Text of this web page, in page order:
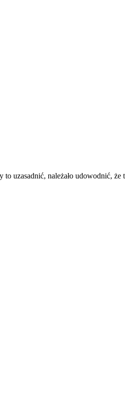
uzasadnić, należało udowodnić,